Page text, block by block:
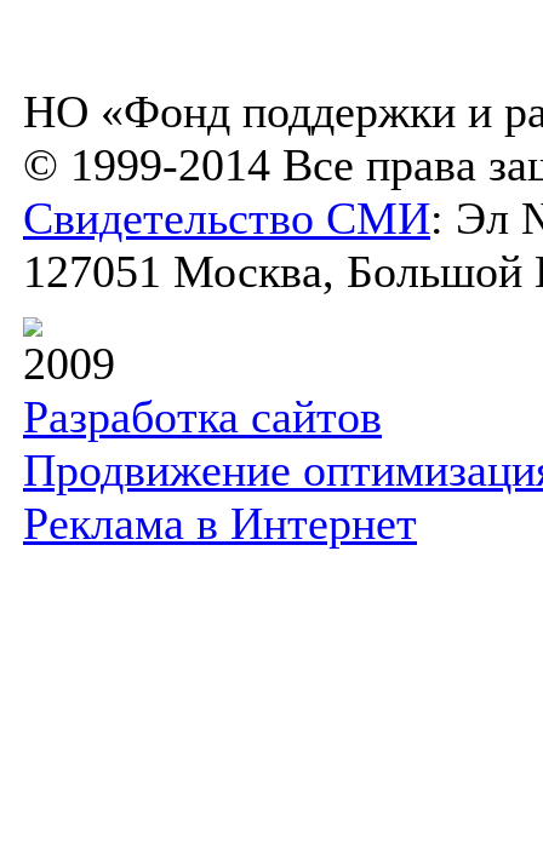
НО «Фонд поддержки и
© 1999-2014 Все права
Свидетельство СМИ: Эл
127051 Москва, Большой
2009
Разработка сайтов
Продвижение
Реклама в Интернет